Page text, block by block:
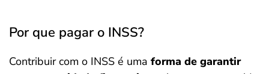
Por que pagar o INSS?
Contribuir com o INSS é uma forma de garantir